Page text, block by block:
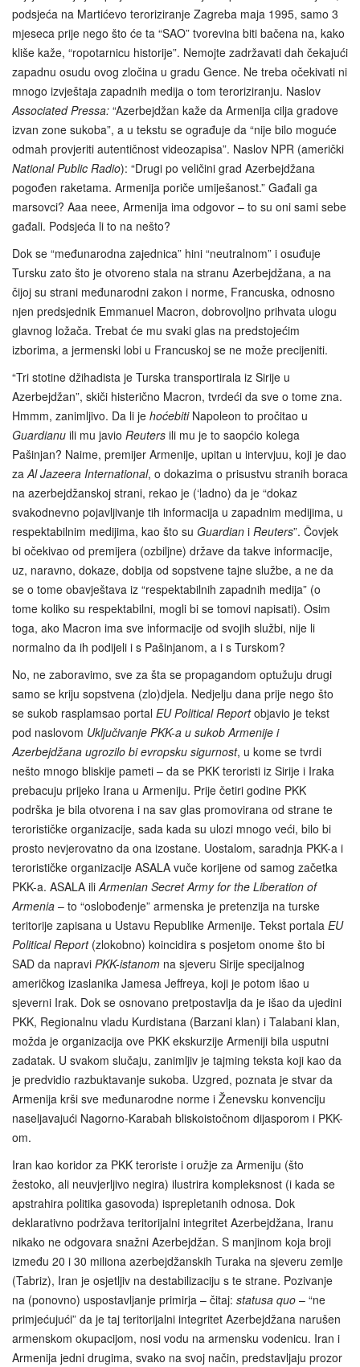
podsjeća na Martićevo teroriziranje Zagreba maja 1995, samo 3
mjeseca prije nego što će ta “SAO” tvorevina biti bačena na, kako
kliše kaže, “ropotarnicu historije”. Nemojte zadržavati dah čekajući
zapadnu osudu ovog zločina u gradu Gence. Ne treba očekivati ni
mnogo izvještaja zapadnih medija o tom teroriziranju. Naslov
Associated Pressa: “Azerbejdžan kaže da Armenija cilja gradove
izvan zone sukoba”, a u tekstu se ograđuje da “nije bilo moguće
odmah provjeriti autentičnost videozapisa”. Naslov NPR (američki
National Public Radio): “Drugi po veličini grad Azerbejdžana
pogođen raketama. Armenija poriče umiješanost.” Gađali ga
marsovci? Aaa neee, Armenija ima odgovor – to su oni sami sebe
gađali. Podsjeća li to na nešto?
Dok se “međunarodna zajednica” hini “neutralnom” i osuđuje
Tursku zato što je otvoreno stala na stranu Azerbejdžana, a na
čijoj su strani međunarodni zakon i norme, Francuska, odnosno
njen predsjednik Emmanuel Macron, dobrovoljno prihvata ulogu
glavnog ložača. Trebat će mu svaki glas na predstojećim
izborima, a jermenski lobi u Francuskoj se ne može precijeniti.
“Tri stotine džihadista je Turska transportirala iz Sirije u
Azerbejdžan”, skiči histerično Macron, tvrdeći da sve o tome zna.
Hmmm, zanimljivo. Da li je hoćebitiNapoleon to pročitao u
Guardianu ili mu javio Reuters ili mu je to saopćio kolega
Pašinjan? Naime, premijer Armenije, upitan u intervjuu, koji je dao
za Al Jazeera International, o dokazima o prisustvu stranih boraca
na azerbejdžanskoj strani, rekao je (‘ladno) da je “dokaz
svakodnevno pojavljivanje tih informacija u zapadnim medijima, u
respektabilnim medijima, kao što su Guardian i Reuters”. Čovjek
bi očekivao od premijera (ozbiljne) države da takve informacije,
uz, naravno, dokaze, dobija od sopstvene tajne službe, a ne da
se o tome obavještava iz “respektabilnih zapadnih medija” (o
tome koliko su respektabilni, mogli bi se tomovi napisati). Osim
toga, ako Macron ima sve informacije od svojih službi, nije li
normalno da ih podijeli i s Pašinjanom, a i s Turskom?
No, ne zaboravimo, sve za šta se propagandom optužuju drugi
samo se kriju sopstvena (zlo)djela. Nedjelju dana prije nego što
se sukob rasplamsao portal EU Political Reportobjavio je tekst
pod naslovom Uključivanje PKK-a u sukob Armenije i
Azerbejdžana ugrozilo bi evropsku sigurnost, u kome se tvrdi
nešto mnogo bliskije pameti – da se PKK teroristi iz Sirije i Iraka
prebacuju prijeko Irana u Armeniju. Prije četiri godine PKK
podrška je bila otvorena i na sav glas promovirana od strane te
terorističke organizacije, sada kada su ulozi mnogo veći, bilo bi
prosto nevjerovatno da ona izostane. Uostalom, saradnja PKK-a i
terorističke organizacije ASALA vuče korijene od samog začetka
PKK-a. ASALA ili Armenian Secret Army for the Liberation of
Armenia – to “oslobođenje” armenska je pretenzija na turske
teritorije zapisana u Ustavu Republike Armenije. Tekst portala EU
Political Report(zlokobno) koincidira s posjetom onome što bi
SAD da napravi PKK-istanom na sjeveru Sirije specijalnog
američkog izaslanika Jamesa Jeffreya, koji je potom išao u
sjeverni Irak. Dok se osnovano pretpostavlja da je išao da ujedini
PKK, Regionalnu vladu Kurdistana (Barzani klan) i Talabani klan,
možda je organizacija ove PKK ekskurzije Armeniji bila usputni
zadatak. U svakom slučaju, zanimljiv je tajming teksta koji kao da
je predvidio razbuktavanje sukoba. Uzgred, poznata je stvar da
Armenija krši sve međunarodne norme i Ženevsku konvenciju
naseljavajući Nagorno-Karabah bliskoistočnom dijasporom i PKK-
om.
Iran kao koridor za PKK teroriste i oružje za Armeniju (što
žestoko, ali neuvjerljivo negira) ilustrira kompleksnost (i kada se
apstrahira politika gasovoda) isprepletanih odnosa. Dok
deklarativno podržava teritorijalni integritet Azerbejdžana, Iranu
nikako ne odgovara snažni Azerbejdžan. S manjinom koja broji
između 20 i 30 miliona azerbejdžanskih Turaka na sjeveru zemlje
(Tabriz), Iran je osjetljiv na destabilizaciju s te strane. Pozivanje
na (ponovno) uspostavljanje primirja – čitaj: statusa quo – “ne
primjećujući” da je taj teritorijalni integritet Azerbejdžana narušen
armenskom okupacijom, nosi vodu na armensku vodenicu. Iran i
Armenija jedni drugima, svako na svoj način, predstavljaju prozor